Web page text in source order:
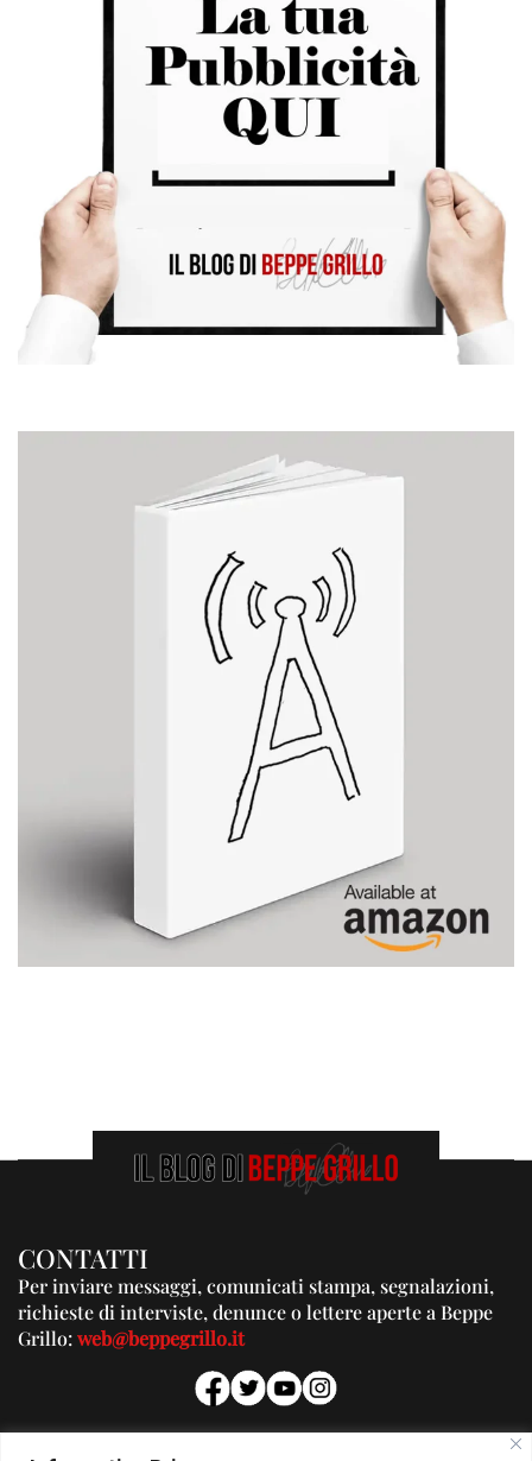
CONTATTI
Per inviare messaggi, comunicati stampa, segnalazioni,
richieste di interviste, denunce o lettere aperte a Beppe
Grillo:web@beppegrillo.it